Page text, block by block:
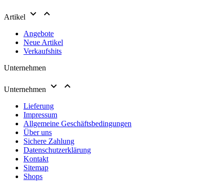
Artikel  
Angebote
Neue Artikel
Verkaufshits
Unternehmen
Unternehmen  
Lieferung
Impressum
Allgemeine Geschäftsbedingungen
Über uns
Sichere Zahlung
Datenschutzerklärung
Kontakt
Sitemap
Shops